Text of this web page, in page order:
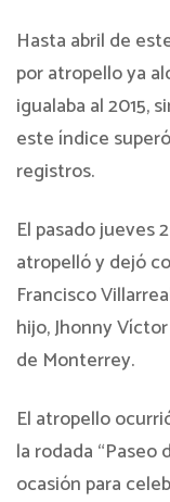
Hasta abril de
por atropello ya
igualaba al 2015,
este índice
registros.
El pasado jueves
atropelló y dejó
Francisco
hijo, Jhonny
de Monterrey.
El atropello
la rodada “Paseo
ocasión para